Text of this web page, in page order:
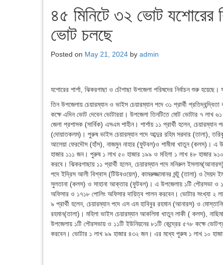
৪৫ মিনিটে ৩২ ভোট যশোরের
ভোট চলছে
Posted on May 21, 2024 by admin
যশোরের শার্শা, ঝিকরগাছা ও চৌগাছা উপজেলা পরিষদের নির্বাচন শুরু
তিন উপজেলায় চেয়ারম্যান ও ভাইস চেয়ারম্যান পদে ৩১ প্রার্থী
কক্ষে এদিন ভোট দেবেন ভোটাররা। উপজেলা তিনটিতে মোট ভোটার ৭ লাখ ৬১
জেলা প্রশাসক (সার্বিক) এসএম শাহীন। শার্শায় ১১ প্রার্থী হলেন,
(দোয়াতকলম)। পুরুষ ভাইস চেয়ারম্যান পদে আব্দুর রহিম সরদার (তালা),
আলেয়া ফেরদৌস (হাঁস), নাজমুন নাহার (ফুটবল)ও শামীমা খাতুন (কলস)। এ
হাজার ১১১ জন। পুরুষ ১ লাখ ৫০ হাজার ১৯৯ ও মহিলা ১ লাখ ৪৮ হাজার
করবে। ঝিকরগাছায় ১১ প্রার্থী হলেন, চেয়ারম্যান পদে মনিরুল
পদে ইদ্রিস আলী বিশ্বাস (টিউবওয়েল), কামরুজ্জামানর মন্টু (তালা) ও সৈয়দ
সুলতানা (কলস) ও সাহানা আক্তার (ফুটবল)। এ উপজেলায় ১টি পৌরসভা ও
অফিসার ও ১৭১৮ পোলিং অফিসার দায়িত্ব পালন করবেন। ভোটার সংখ্যা
৯ প্রার্থী হলেন, চেয়ারম্যান পদে এস এম হাবিবুর রহমান (আনারস) ও
রহমান(তালা)। মহিলা ভাইস চেয়ারম্যান আকলিমা খাতুন লাকী ( কলস),
উপজেলায় ১টি পৌরসভায় ও ১১টি ইউনিয়নের ৮১টি কেন্দ্রের ৫৭৮ কক্ষে
করবেন। ভোটার ১ লাখ ৯৯ হাজার ৪৩২ জন। এর মধ্যে পুরুষ ১ লাখ ১০